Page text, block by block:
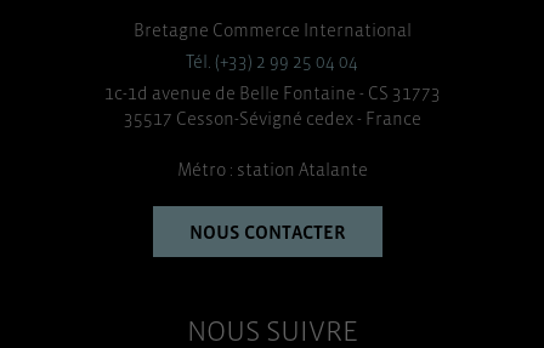
Bretagne Commerce International
Tél. (+33) 2 99 25 04 04
1c-1d avenue de Belle Fontaine - CS 31773
35517 Cesson-Sévigné cedex - France
Métro : station Atalante
NOUS CONTACTER
NOUS SUIVRE